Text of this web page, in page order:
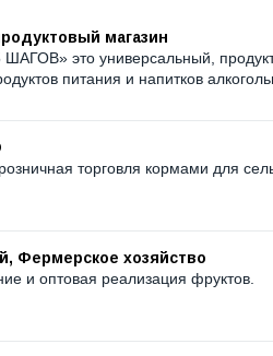
магазин
ШАГОВ» это универсальный,
питания и напитков
торговля кормами для
Фермерское хозяйство
и оптовая реализация фруктов.